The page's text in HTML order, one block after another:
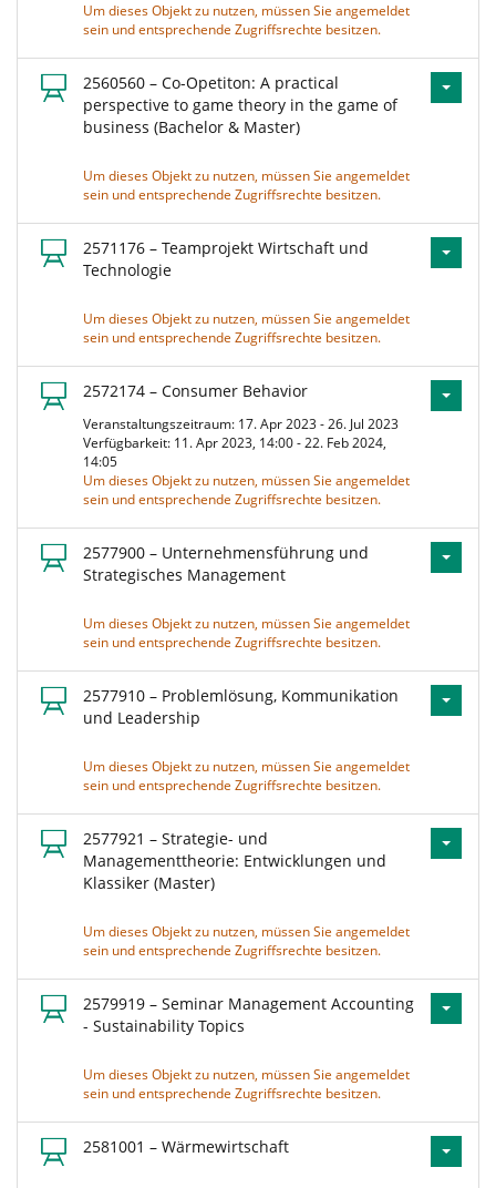
Um dieses Objekt zu nutzen, müssen Sie angemeldet
sein und entsprechende Zugriffsrechte besitzen.
2560560 – Co-Opetiton: A practical
perspective to game theory in the game of
business (Bachelor & Master)
Um dieses Objekt zu nutzen, müssen Sie angemeldet
sein und entsprechende Zugriffsrechte besitzen.
2571176 – Teamprojekt Wirtschaft und
Technologie
Um dieses Objekt zu nutzen, müssen Sie angemeldet
sein und entsprechende Zugriffsrechte besitzen.
2572174 – Consumer Behavior
Veranstaltungszeitraum: 17. Apr 2023 - 26. Jul 2023
Verfügbarkeit: 11. Apr 2023, 14:00 - 22. Feb 2024,
14:05
Um dieses Objekt zu nutzen, müssen Sie angemeldet
sein und entsprechende Zugriffsrechte besitzen.
2577900 – Unternehmensführung und
Strategisches Management
Um dieses Objekt zu nutzen, müssen Sie angemeldet
sein und entsprechende Zugriffsrechte besitzen.
2577910 – Problemlösung, Kommunikation
und Leadership
Um dieses Objekt zu nutzen, müssen Sie angemeldet
sein und entsprechende Zugriffsrechte besitzen.
2577921 – Strategie- und
Managementtheorie: Entwicklungen und
Klassiker (Master)
Um dieses Objekt zu nutzen, müssen Sie angemeldet
sein und entsprechende Zugriffsrechte besitzen.
2579919 – Seminar Management Accounting
- Sustainability Topics
Um dieses Objekt zu nutzen, müssen Sie angemeldet
sein und entsprechende Zugriffsrechte besitzen.
2581001 – Wärmewirtschaft